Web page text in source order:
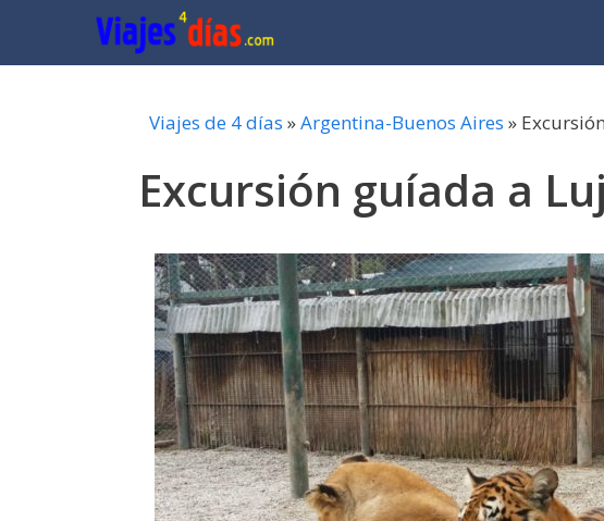
contenido
Viajes de 4 días »Argentina-Buenos Aires »
Excursión guíada a